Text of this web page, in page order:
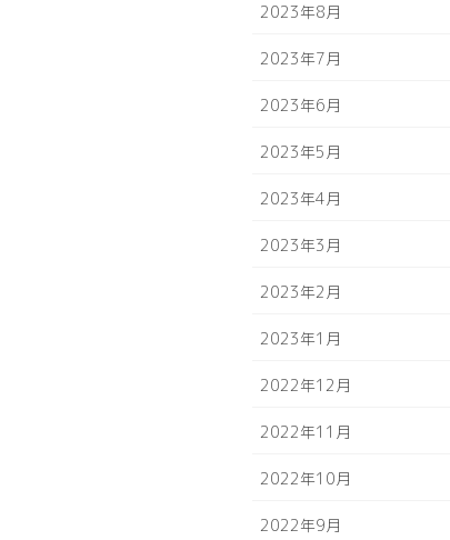
2023年8月
2023年7月
2023年6月
2023年5月
2023年4月
2023年3月
2023年2月
2023年1月
2022年12月
2022年11月
2022年10月
2022年9月